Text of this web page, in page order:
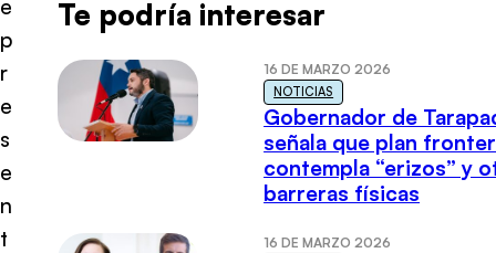
e
p
r
e
s
e
n
t
Te podría interesar
16 DE MARZO 2026
NOTICIAS
Gobernador de
señala que plan
contempla “erizos” y
barreras físicas
16 DE MARZO 2026